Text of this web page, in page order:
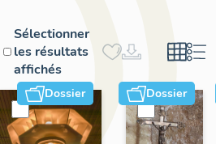
Sélectionner
les résultats
affichés
Dossier Dossier